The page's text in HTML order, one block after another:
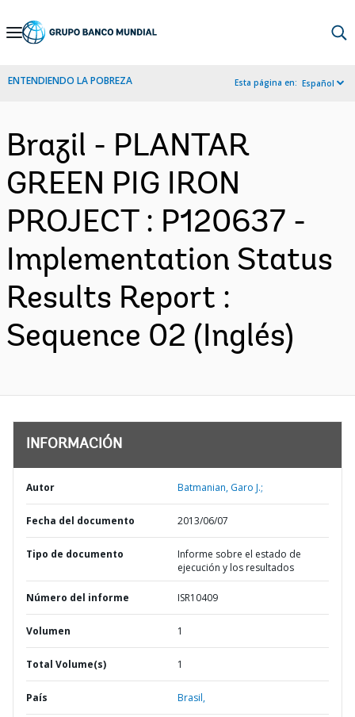
Skip
Navigation
ENTENDIENDO LA POBREZA Esta página en: Español
Brazil - PLANTAR
GREEN PIG IRON
PROJECT : P120637 -
Implementation Status
Results Report :
Sequence 02 (Inglés)
INFORMACIÓN
Autor Batmanian, Garo J.;
Fecha del documento 2013/06/07
Tipo de documento
Informe sobre el estado de
ejecución y los resultados
Número del informe ISR10409
Volumen 1
Total Volume(s) 1
País Brasil,